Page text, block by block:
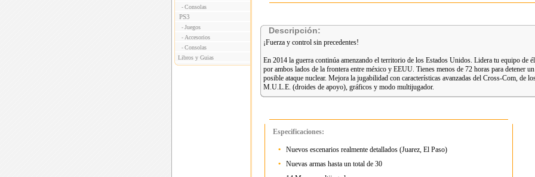
- Consolas
PS3
- Juegos
- Accesorios
- Consolas
Libros y Guias
Descripción:
¡Fuerza y control sin precedentes!
En 2014 la guerra continúa amenzando el territorio de los Estados Unidos. Lidera tu equipo de
por ambos lados de la frontera entre méxico y EEUU. Tienes menos de 72 horas para detener un
posible ataque nuclear. Mejora la jugabilidad con características avanzadas del Cross-Com, de
M.U.L.E. (droides de apoyo), gráficos y modo multijugador.
Especificaciones:
•
Nuevos escenarios realmente detallados (Juarez, El Paso)
•
Nuevas armas hasta un total de 30